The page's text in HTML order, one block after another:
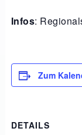
Infos:
Zum
DETAILS